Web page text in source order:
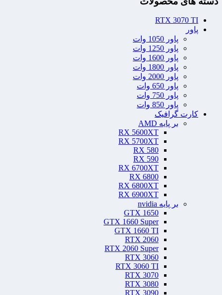
RTX 3070 TI
پاور
پاور 1050 وات
پاور 1250 وات
پاور 1600 وات
پاور 1800 وات
پاور 2000 وات
پاور 650 وات
پاور 750 وات
پاور 850 وات
کارت گرافیک
بر پایه AMD
RX 5600XT
RX 5700XT
RX 580
RX 590
RX 6700XT
RX 6800
RX 6800XT
RX 6900XT
بر پایه nvidia
GTX 1650
GTX 1660 Super
GTX 1660 TI
RTX 2060
RTX 2060 Super
RTX 3060
RTX 3060 TI
RTX 3070
RTX 3080
RTX 3090